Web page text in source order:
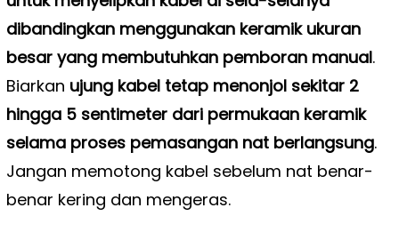
dibandingkan menggunakan keramik ukuran
besar yang membutuhkan pemboran manual.
Biarkan ujung kabel tetap menonjol sekitar 2
hingga 5 sentimeter dari permukaan keramik
selama proses pemasangan nat berlangsung.
Jangan memotong kabel sebelum nat benar-
benar kering dan mengeras.